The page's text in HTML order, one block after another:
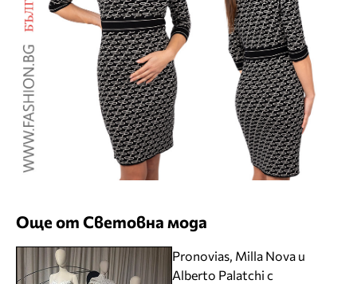
Още от Световна мода
Pronovias, Milla Nova и
Alberto Palatchi с